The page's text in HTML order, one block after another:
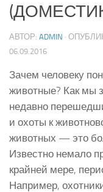
АВТОР: ADMIN ·
06.09.2016
Зачем человеку
животные? Как мы
недавно
и охоты к
животных — это
Известно немало
крайней мере,
Например,